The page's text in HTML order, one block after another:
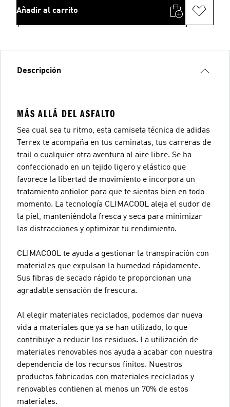
Añadir al carrito
Descripción
MÁS ALLÁ DEL ASFALTO
Sea cual sea tu ritmo, esta camiseta técnica de adidas
Terrex te acompaña en tus caminatas, tus carreras de
trail o cualquier otra aventura al aire libre. Se ha
confeccionado en un tejido ligero y elástico que
favorece la libertad de movimiento e incorpora un
tratamiento antiolor para que te sientas bien en todo
momento. La tecnología CLIMACOOL aleja el sudor de
la piel, manteniéndola fresca y seca para minimizar
las distracciones y optimizar tu rendimiento.
CLIMACOOL te ayuda a gestionar la transpiración con
materiales que expulsan la humedad rápidamente.
Sus fibras de secado rápido te proporcionan una
agradable sensación de frescura.
Al elegir materiales reciclados, podemos dar nueva
vida a materiales que ya se han utilizado, lo que
contribuye a reducir los residuos. La utilización de
materiales renovables nos ayuda a acabar con nuestra
dependencia de los recursos finitos. Nuestros
productos fabricados con materiales reciclados y
renovables contienen al menos un 70% de estos
materiales.